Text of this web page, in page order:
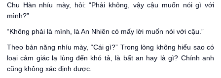
Chu Hàn nhíu mày, hỏi: “Phải không, vậy cậu muốn nói gì với
mình?”
“Không phải là mình, là An Nhiên có mấy lời muốn nói với cậu.”
Theo bản năng nhíu mày, “Cái gì?” Trong lòng không hiểu sao có
loại cảm giác lạ lùng đến khó tả, là bất an hay là gì? Chính anh
cũng không xác định được.